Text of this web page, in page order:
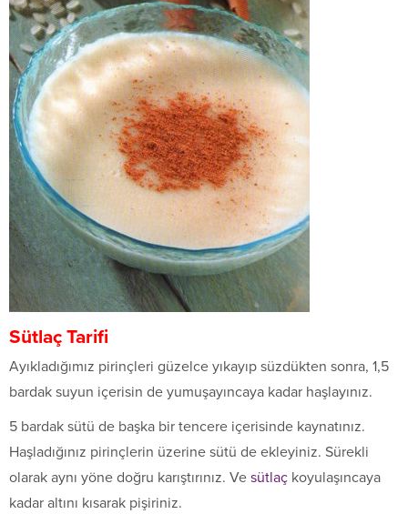
Sütlaç Tarifi
Ayıkladığımız pirinçleri güzelce yıkayıp süzdükten sonra, 1,5
bardak suyun içerisin de yumuşayıncaya kadar haşlayınız.
5 bardak sütü de başka bir tencere içerisinde kaynatınız.
Haşladığınız pirinçlerin üzerine sütü de ekleyiniz. Sürekli
olarak aynı yöne doğru karıştırınız. Ve sütlaç koyulaşıncaya
kadar altını kısarak pişiriniz.